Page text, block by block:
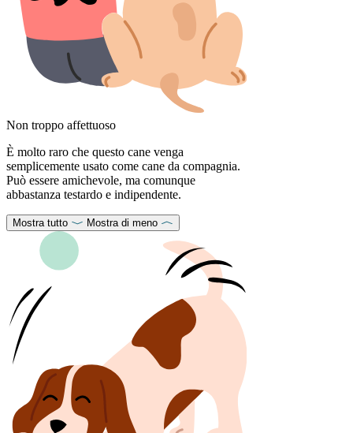
Non troppo affettuoso
È molto raro che questo cane venga
semplicemente usato come cane da compagnia.
Può essere amichevole, ma comunque
abbastanza testardo e indipendente.
Mostra tutto Mostra di meno